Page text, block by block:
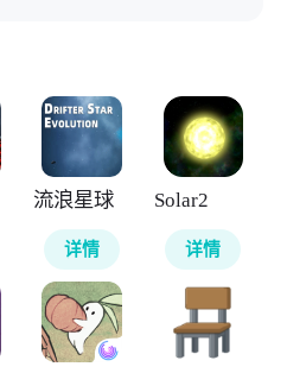
流浪星球
详情
Solar2
详情